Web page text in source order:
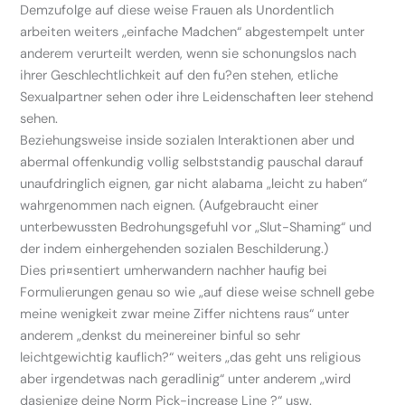
Demzufolge auf diese weise Frauen als Unordentlich
arbeiten weiters „einfache Madchen“ abgestempelt unter
anderem verurteilt werden, wenn sie schonungslos nach
ihrer Geschlechtlichkeit auf den fu?en stehen, etliche
Sexualpartner sehen oder ihre Leidenschaften leer stehend
sehen.
Beziehungsweise inside sozialen Interaktionen aber und
abermal offenkundig vollig selbststandig pauschal darauf
unaufdringlich eignen, gar nicht alabama „leicht zu haben“
wahrgenommen nach eignen. (Aufgebraucht einer
unterbewussten Bedrohungsgefuhl vor „Slut-Shaming“ und
der indem einhergehenden sozialen Beschilderung.)
Dies pri¤sentiert umherwandern nachher haufig bei
Formulierungen genau so wie „auf diese weise schnell gebe
meine wenigkeit zwar meine Ziffer nichtens raus“ unter
anderem „denkst du meinereiner binful so sehr
leichtgewichtig kauflich?“ weiters „das geht uns religious
aber irgendetwas nach geradlinig“ unter anderem „wird
dasjenige deine Norm Pick-increase Line?“ usw.